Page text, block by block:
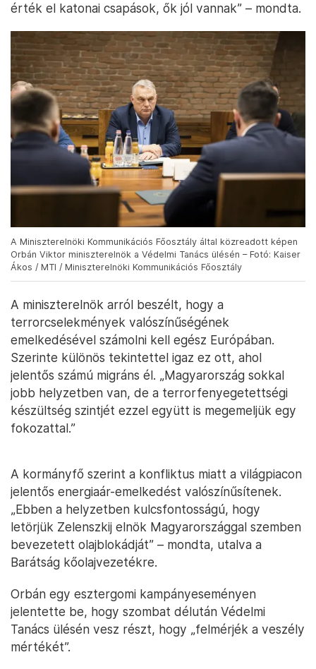
érték el katonai csapások, ők jól vannak” – mondta.
A Miniszterelnöki Kommunikációs Főosztály által közreadott képen
Orbán Viktor miniszterelnök a Védelmi Tanács ülésén – Fotó: Kaiser
Ákos / MTI / Miniszterelnöki Kommunikációs Főosztály
A miniszterelnök arról beszélt, hogy a
terrorcselekmények valószínűségének
emelkedésével számolni kell egész Európában.
Szerinte különös tekintettel igaz ez ott, ahol
jelentős számú migráns él. „Magyarország sokkal
jobb helyzetben van, de a terrorfenyegetettségi
készültség szintjét ezzel együtt is megemeljük egy
fokozattal.”
A kormányfő szerint a konfliktus miatt a világpiacon
jelentős energiaár-emelkedést valószínűsítenek.
„Ebben a helyzetben kulcsfontosságú, hogy
letörjük Zelenszkij elnök Magyarországgal szemben
bevezetett olajblokádját” – mondta, utalva a
Barátság kőolajvezetékre.
Orbán egy esztergomi kampányeseményen
jelentette be, hogy szombat délután Védelmi
Tanács ülésén vesz részt, hogy „felmérjék a veszély
mértékét”.